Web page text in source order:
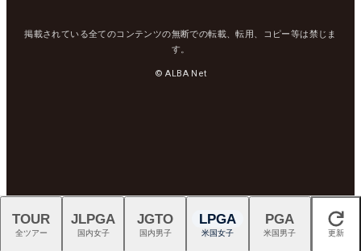
掲載されている全てのコンテンツの無断での転載、転用、コピー等は禁じま
す。
© ALBA Net
閉じる
TOUR
全ツアー
JLPGA
国内女子
JGTO
国内男子
LPGA
米国女子
PGA
米国男子 更新